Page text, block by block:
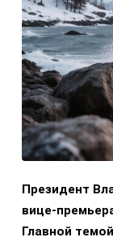
Президент
вице-
Главной